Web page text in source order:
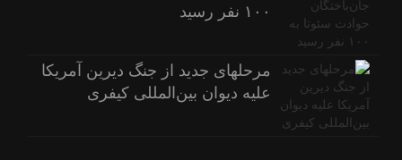
۱۰۰ نفر رسید
مرحله‎ای جدید از جنگ دیرین آمریکا
علیه دیوان بین‌المللی کیفری